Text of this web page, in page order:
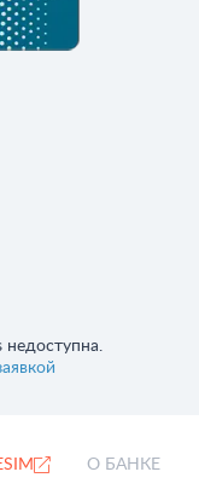
недоступна.
О БАНКЕ